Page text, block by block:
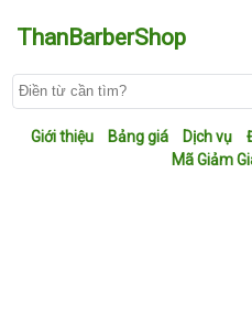
ThanBarberShop
Giới thiệu Bảng giá Dịch vụ
Mã Giảm